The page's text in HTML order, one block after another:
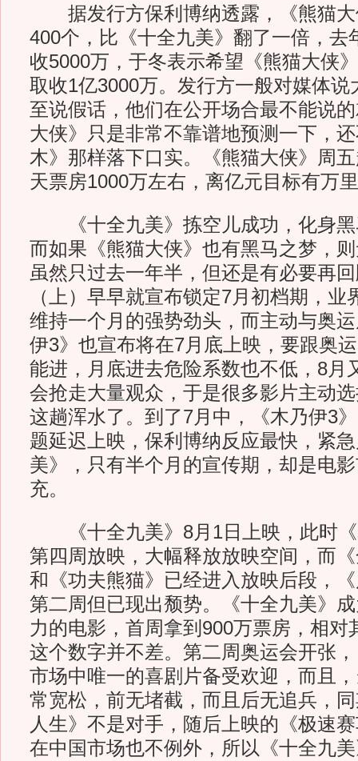
据发行方保利博纳透露，《熊猫大
400个，比《十全九美》翻了一倍，去
收5000万，于冬表示希望《熊猫大侠
取收1亿3000万。发行方一般对媒体说
至说假话，他们在公开场合最不能说
大侠》只是非常不靠谱地预测一下，
木》那样落下口实。《熊猫大侠》周
天票房1000万左右，离亿元目标有万
《十全九美》拣空儿成功，化身黑
而如果《熊猫大侠》也有黑马之梦，
虽然只过去一年半，但还是有必要再
（上）早早就宣布锁定7月初档期，业
维持一个月的强势劲头，而主动与奥
伊3》也宣布将在7月底上映，要跟奥
能进，月底进去危险系数也不低，8月
会抢走大量观众，于是很多影片主动
这趟浑水了。到了7月中，《木乃伊3
题延迟上映，保利博纳反应最快，紧
美》，只有半个月的宣传期，却是电
充。
《十全九美》8月1日上映，此时《
第四周放映，大幅释放放映空间，而
和《功夫熊猫》已经进入放映后段，
第二周但已现出颓势。《十全九美》
力的电影，首周拿到900万票房，相对
这个数字并不差。第二周奥运会开张
市场中唯一的喜剧片备受欢迎，而且
常宽松，前无堵截，而且后无追兵，
人生》不是对手，随后上映的《极速
在中国市场也不例外，所以《十全九